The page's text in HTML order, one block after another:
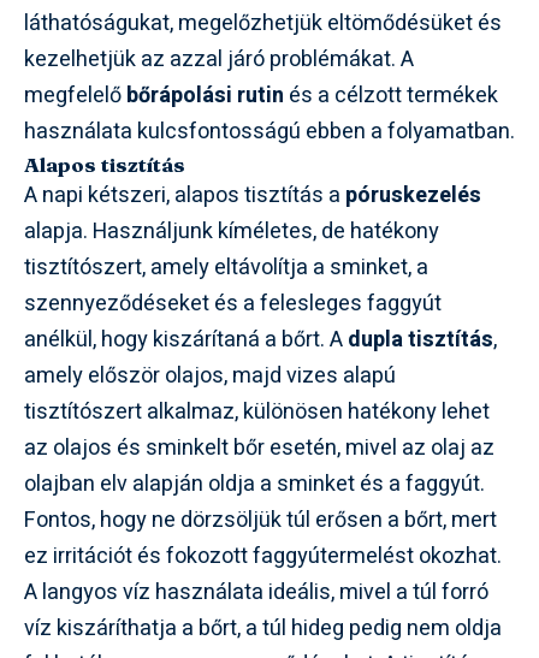
láthatóságukat, megelőzhetjük eltömődésüket és
kezelhetjük az azzal járó problémákat. A
megfelelőbőrápolási rutin és a célzott termékek
használata kulcsfontosságú ebben a folyamatban.
Alapos tisztítás
A napi kétszeri, alapos tisztítás a póruskezelés
alapja. Használjunk kíméletes, de hatékony
tisztítószert, amely eltávolítja a sminket, a
szennyeződéseket és a felesleges faggyút
anélkül, hogy kiszárítaná a bőrt. Adupla tisztítás,
amely először olajos, majd vizes alapú
tisztítószert alkalmaz, különösen hatékony lehet
az olajos és sminkelt bőr esetén, mivel az olaj az
olajban elv alapján oldja a sminket és a faggyút.
Fontos, hogy ne dörzsöljük túl erősen a bőrt, mert
ez irritációt és fokozott faggyútermelést okozhat.
A langyos víz használata ideális, mivel a túl forró
víz kiszáríthatja a bőrt, a túl hideg pedig nem oldja